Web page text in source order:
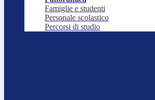
Famiglie e studenti
Personale scolastico
Percorsi di studio